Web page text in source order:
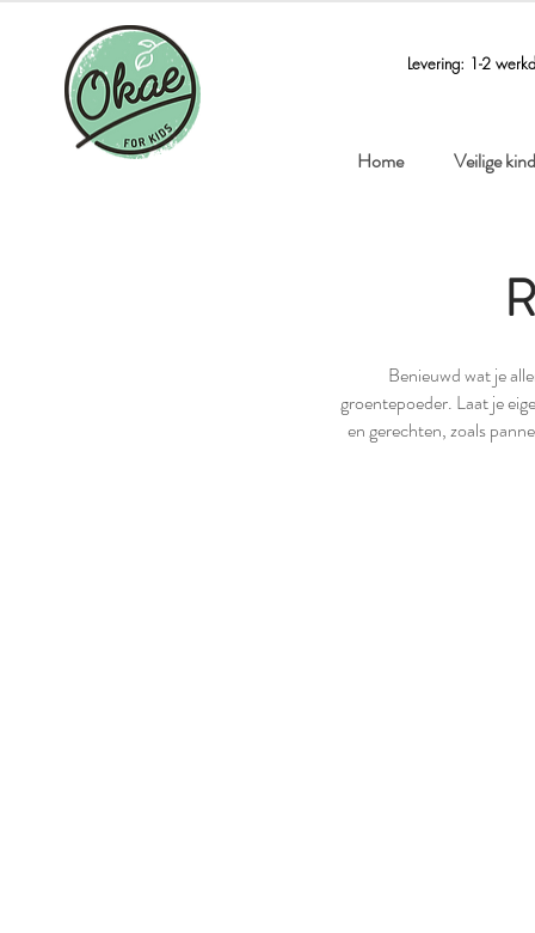
Levering: 1-2
Home Veilige
Benieuwd wat je
groentepoeder. Laat je
en gerechten, zoals